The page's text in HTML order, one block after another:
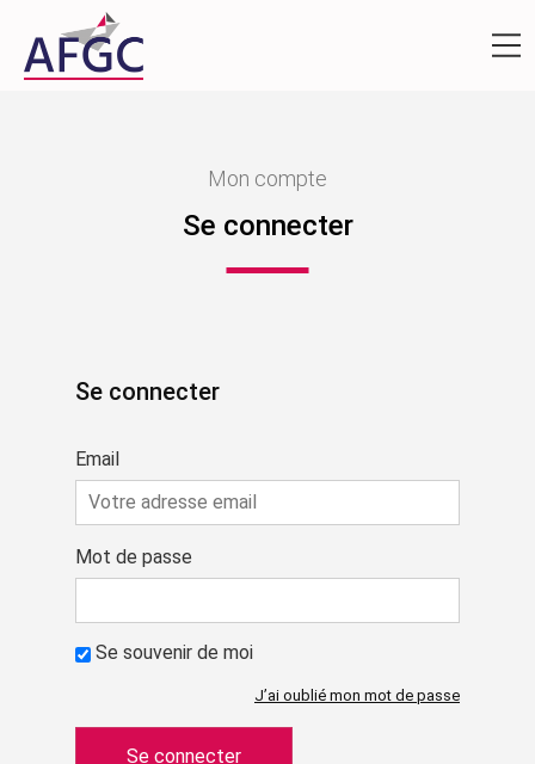
Mon compte
Se connecter
Se connecter
Email
Mot de passe
Se souvenir de moi
J’ai oublié mon mot de passe